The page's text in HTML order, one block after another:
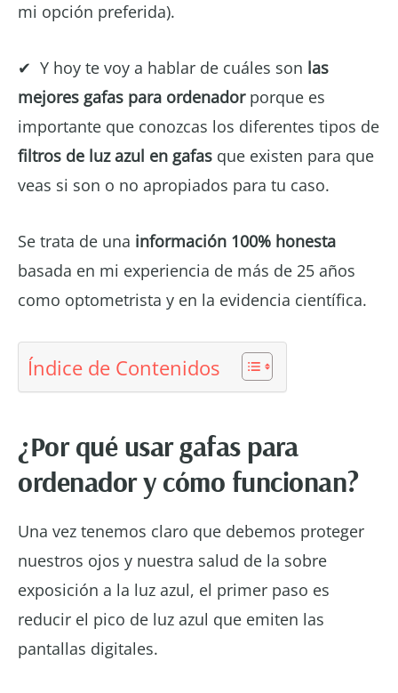
mi opción preferida).
✔ Y hoy te voy a hablar de cuáles son las
mejores gafas para ordenadorporque es
importante que conozcas los diferentes tipos de
filtros de luz azul en gafas que existen para que
veas si son o no apropiados para tu caso.
Se trata de una información 100% honesta
basada en mi experiencia de más de 25 años
como optometrista y en la evidencia científica.
Índice de Contenidos
¿Por qué usar gafas para
ordenador y cómo funcionan?
Una vez tenemos claro que debemos proteger
nuestros ojos y nuestra salud de la sobre
exposición a la luz azul, el primer paso es
reducir el pico de luz azul que emiten las
pantallas digitales.